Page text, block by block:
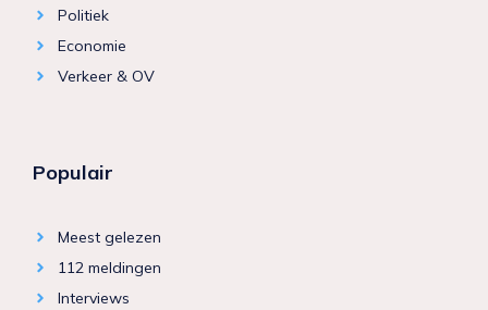
Politiek
Economie
Verkeer & OV
Populair
Meest gelezen
112 meldingen
Interviews